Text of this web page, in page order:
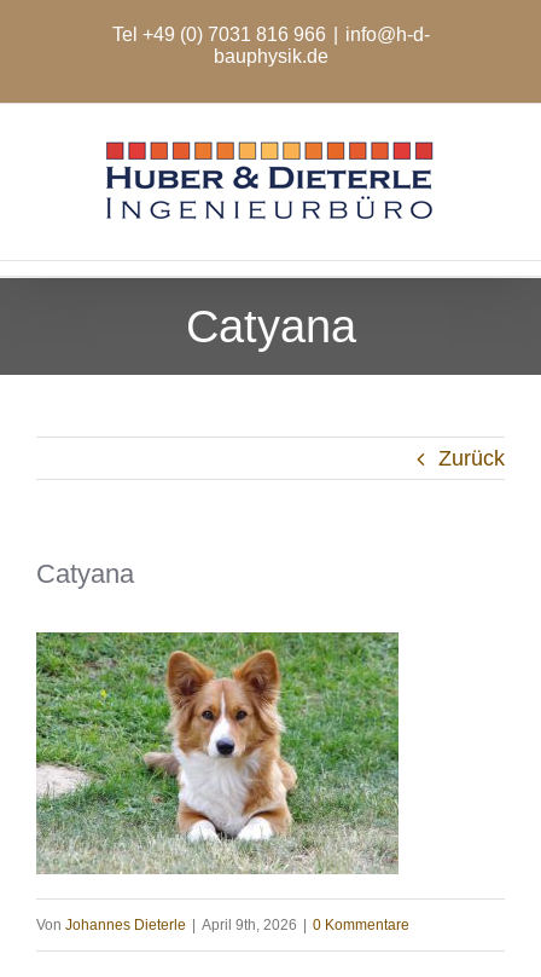
Tel +49 (0) 7031 816 966
info@h-d-
bauphysik.de
Catyana
Zurück
Catyana
Von Johannes Dieterle April 9th, 2026 0 Kommentare